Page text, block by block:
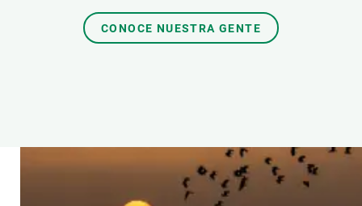
CONOCE NUESTRA GENTE